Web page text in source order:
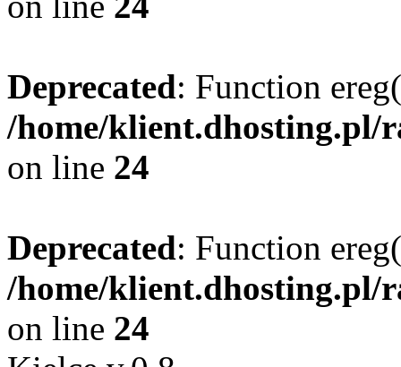
Deprecated: Function
/home/klient.dhosting.pl/
on line 24
Deprecated: Function
/home/klient.dhosting.pl/
on line 24